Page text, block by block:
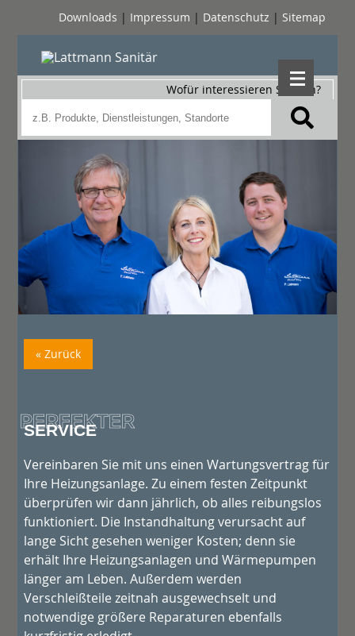
Downloads | Impressum | Datenschutz | Sitemap
Wofür interessieren Sie sich?
« Zurück
SERVICE
PERFEKTER
Vereinbaren Sie mit uns einen Wartungsvertrag für
Ihre Heizungsanlage. Zu einem festen Zeitpunkt
überprüfen wir dann jährlich, ob alles reibungslos
funktioniert. Die Instandhaltung verursacht auf
lange Sicht gesehen weniger Kosten; denn sie
erhält Ihre Heizungsanlagen und Wärmepumpen
länger am Leben. Außerdem werden
Verschleißteile zeitnah ausgewechselt und
notwendige größere Reparaturen ebenfalls